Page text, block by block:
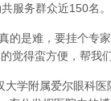
服务群众近150名。
的是难，要挂个专
觉得蛮方便，帮我
大学附属爱尔眼科